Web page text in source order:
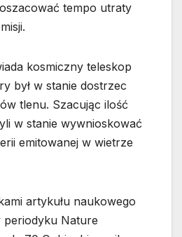
tempo utraty
kosmiczny teleskop
był w stanie dostrzec
tlenu. Szacując ilość
w stanie wywnioskować
emitowanej w wietrze
artykułu naukowego
Nature